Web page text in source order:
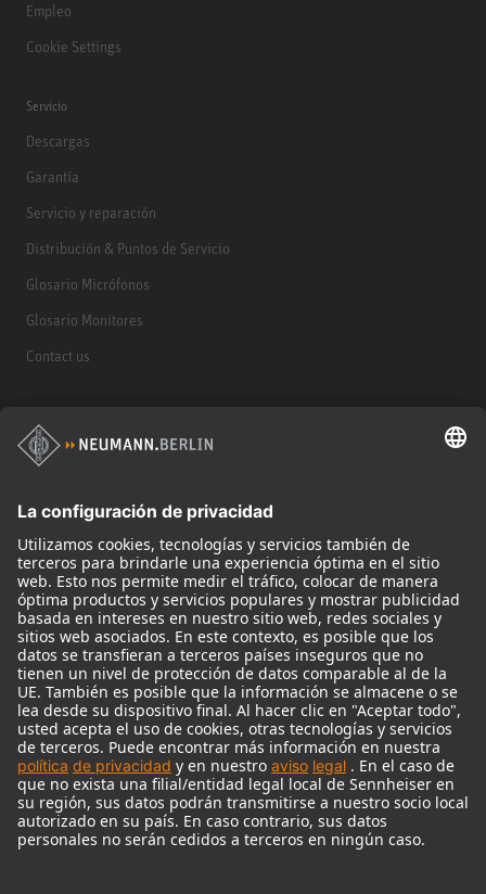
Empleo
Cookie Settings
Servicio
Descargas
Garantía
Servicio y reparación
Distribución & Puntos de Servicio
Glosario Micrófonos
Glosario Monitores
Contact us
Micrófonos
Monitores
Monitor Accessories
Auriculares
Micrófonos Legendarios
Audio Interface